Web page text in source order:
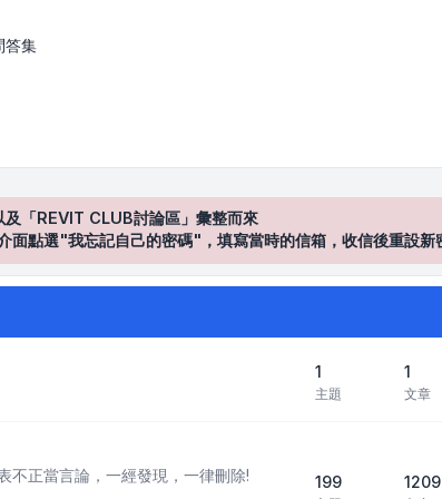
答集
「REVIT CLUB討論區」彙整而來
點選"我忘記自己的密碼"，填寫當時的信箱，收信後重設新
1
主題
1
文章
不正當言論，一經發現，一律刪除!
199 1209